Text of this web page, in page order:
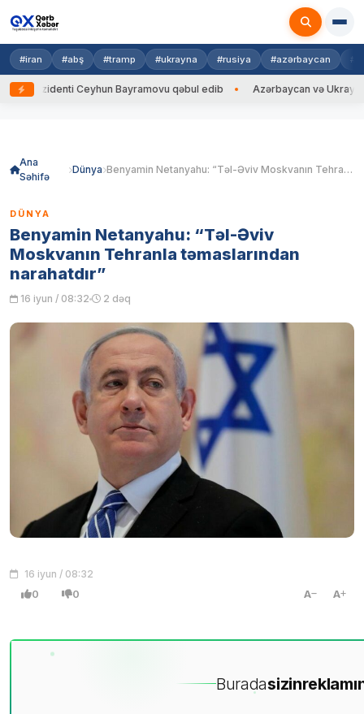
#iran #abş #tramp #ukrayna #rusiya #azərbaycan
Ceyhun Bayramovu qəbul edib Azərbaycan və Ukrayna XİN
Ana
Səhifə
Dünya Benyamin Netanyahu: “Təl-Əviv Moskvanın Tehranla təmaslarından narahatdır”
DÜNYA
Benyamin Netanyahu: “Təl-Əviv
Moskvanın Tehranla təmaslarından
narahatdır”
16 iyun / 08:32 2 dəq
16 iyun / 08:32
0 0 A A
Buradasizin